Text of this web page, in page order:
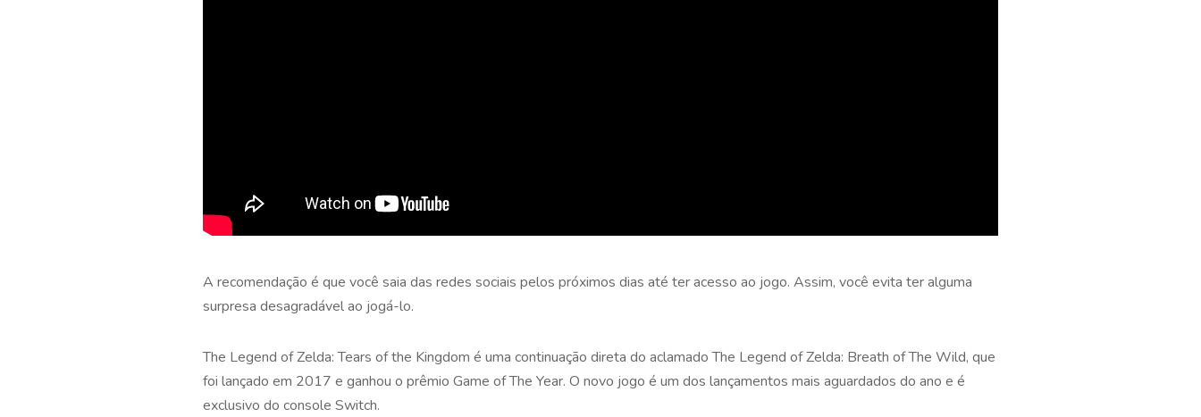
A recomendação é que você saia das redes sociais pelos próximos dias até ter acesso ao jogo. Assim, você evita ter alguma
surpresa desagradável ao jogá-lo.
The Legend of Zelda: Tears of the Kingdom é uma continuação direta do aclamado The Legend of Zelda: Breath of The Wild, que
foi lançado em 2017 e ganhou o prêmio Game of The Year. O novo jogo é um dos lançamentos mais aguardados do ano e é
exclusivo do console Switch.